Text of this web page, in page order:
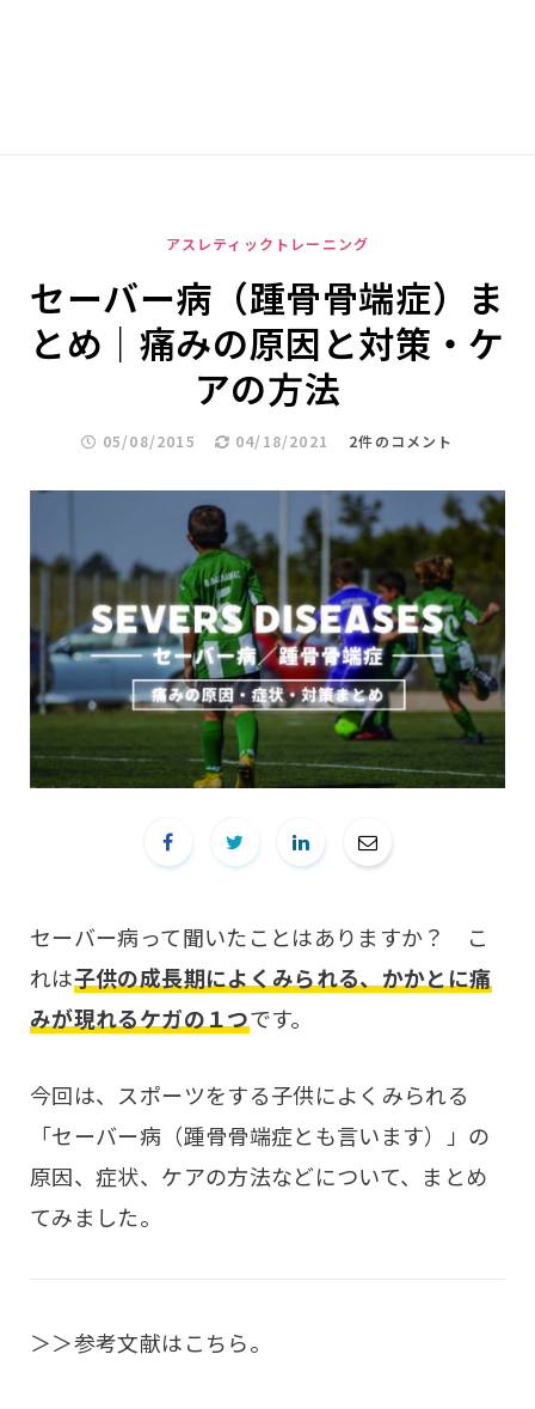
アスレティックトレーニング
セーバー病（踵骨骨端症）ま
とめ｜痛みの原因と対策・ケ
アの方法
05/08/2015 04/18/2021 2件のコメント
セーバー病って聞いたことはありますか？ こ
れは子供の成長期によくみられる、かかとに痛
みが現れるケガの１つです。
今回は、スポーツをする子供によくみられる
「セーバー病（踵骨骨端症とも言います）」の
原因、症状、ケアの方法などについて、まとめ
てみました。
＞＞参考文献はこちら。